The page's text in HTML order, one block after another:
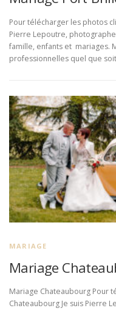
Pour télécharger les photos
Pierre Lepoutre,
famille, enfants et mariages.
professionnelles quel que
MARIAGE
Mariage
Mariage Chateaubourg Pour
Chateaubourg Je suis Pierre